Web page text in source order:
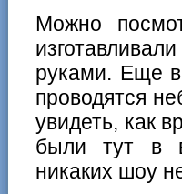
Можно
руками. Еще
проводятся
увидеть, как
были тут в
никаких шоу